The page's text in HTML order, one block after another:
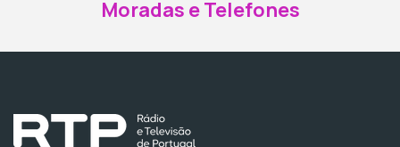
Moradas e Telefones